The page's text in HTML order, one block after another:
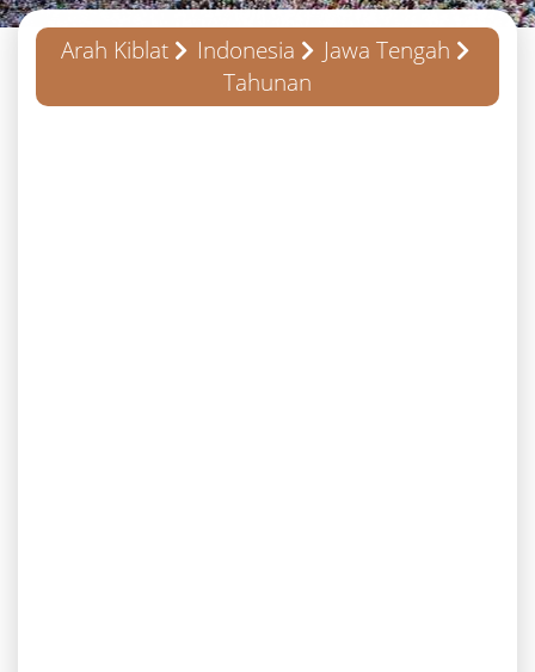
Arah Kiblat Indonesia
Jawa Tengah
Tahunan